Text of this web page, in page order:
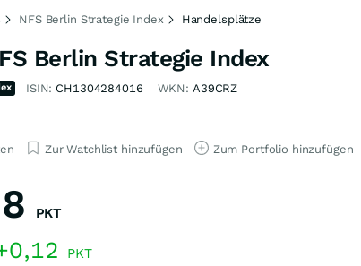
NFS Berlin Strategie Index Handelsplätze
Berlin Strategie Index
ISIN: CH1304284016 WKN: A39CRZ
Zur Watchlist hinzufügen Zum Portfolio hinzufügen
PKT
PKT